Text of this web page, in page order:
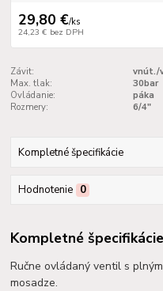
29,80 €/ks
24,23 € bez DPH
Závit:
vnút./
Max. tlak:
30bar
Ovládanie:
páka
Rozmery:
6/4"
Kompletné špecifikácie
Hodnotenie 0
Kompletné špecifikácie
Ručne ovládaný ventil s
mosadze.